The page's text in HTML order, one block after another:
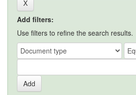
Add filters:
Use filters to refine the search results.